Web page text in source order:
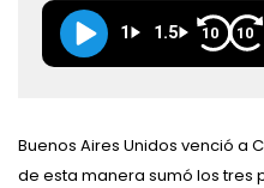
1 1.5 10 10
Buenos Aires Unidos venció a
de esta manera sumó los tres